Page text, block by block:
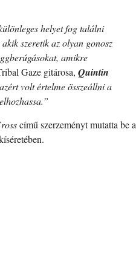
helyet fog találni
szeretik az olyan gonosz
amikre
Gaze gitárosa, Quintin
volt értelme összeállni a
című szerzeményt mutatta be a